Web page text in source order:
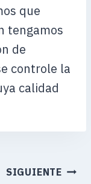
que
tengamos
de
controle la
calidad
SIGUIENTE